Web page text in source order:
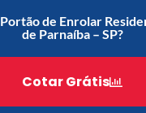
Enrolar em
Enrolar em
de Enrolar
de Parnaíba – SP?
Cotar Grátis